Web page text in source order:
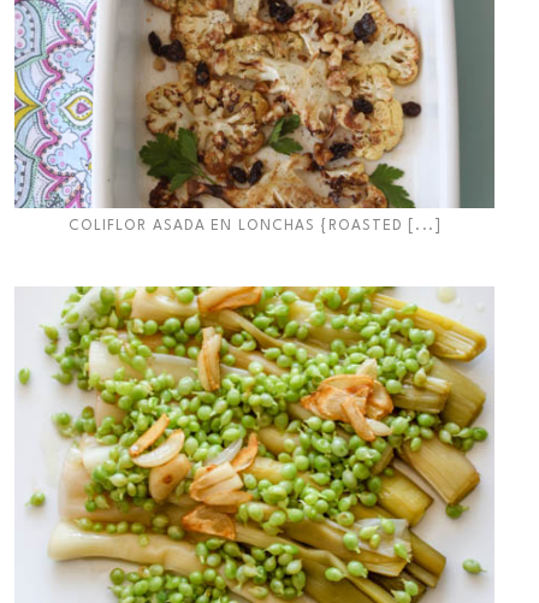
COLIFLOR ASADA EN LONCHAS {ROASTED [...]